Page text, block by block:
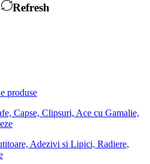
Refresh
produse
Capse, Clipsuri, Ace cu Gamalie,
Adezivi si Lipici, Radiere,